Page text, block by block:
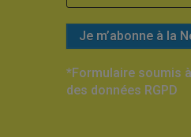
*Formulaire soumis
des données RGPD